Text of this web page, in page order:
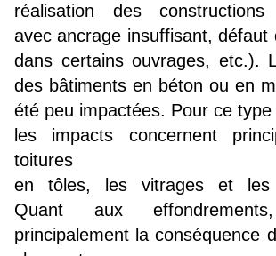
réalisation des constructions
avec ancrage insuffisant, défaut
dans certains ouvrages, etc.).
des bâtiments en béton ou en
été peu impactées. Pour ce
les impacts concernent
toitures
en tôles, les vitrages et les
Quant aux
principalement la conséquence